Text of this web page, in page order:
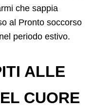
che sappia
al Pronto soccorso
periodo estivo.
ALLE
CUORE